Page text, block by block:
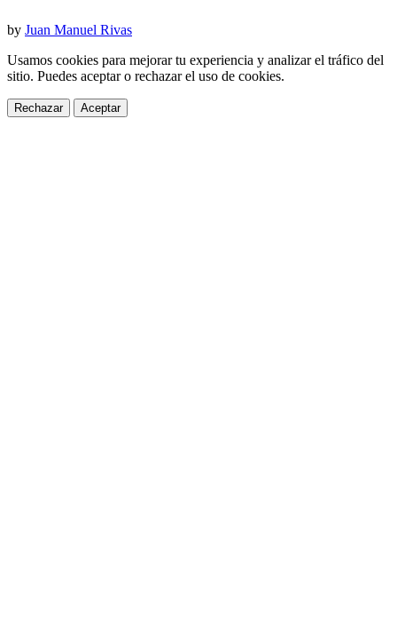
by Juan Manuel Rivas
Usamos cookies para mejorar tu experiencia y analizar el tráfico del
sitio. Puedes aceptar o rechazar el uso de cookies.
Rechazar Aceptar